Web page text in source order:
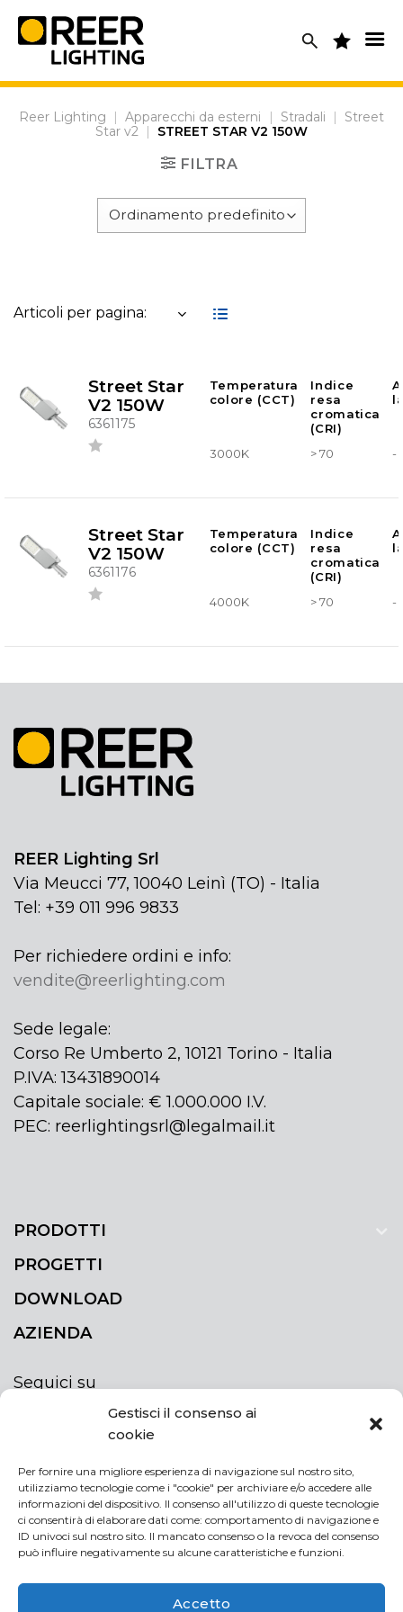
Gestisci il consenso ai
cookie
Per fornire una migliore esperienza di navigazione sul nostro sito,
utilizziamo tecnologie come i "cookie" per archiviare e/o accedere alle
informazioni del dispositivo. Il consenso all'utilizzo di queste tecnologie
ci consentirà di elaborare dati come: comportamento di navigazione e
ID univoci sul nostro sito. Il mancato consenso o la revoca del consenso
può influire negativamente su alcune caratteristiche e funzioni.
Accetto
content
Reer Lighting | Apparecchi da esterni | Stradali |
Street
Star v2 | STREET STAR V2 150W
FILTRA
Articoli per pagina:
Street Star
V2 150W
6361175
Temperatura
colore (CCT)
Indice
resa
cromatica
(CRI)
3000K > 70 -
Street Star
V2 150W
6361176
Temperatura
colore (CCT)
Indice
resa
cromatica
(CRI)
4000K > 70 -
REER Lighting Srl
Via Meucci 77, 10040 Leinì (TO) - Italia
Tel: +39 011 996 9833
Per richiedere ordini e info:
vendite@reerlighting.com
Sede legale:
Corso Re Umberto 2, 10121 Torino - Italia
P.IVA: 13431890014
Capitale sociale: € 1.000.000 I.V.
PEC: reerlightingsrl@legalmail.it
PRODOTTI
PROGETTI
DOWNLOAD
AZIENDA
Seguici su
ISCRIVITI ALLA NEWSLETTER
Rimani sempre aggiornato iscrivendoti alla
newsletter
NEWSLETTER
If